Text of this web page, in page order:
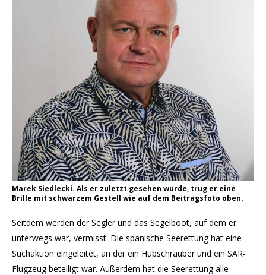
Marek Siedlecki. Als er zuletzt gesehen wurde, trug er eine
Brille mit schwarzem Gestell wie auf dem Beitragsfoto oben.
Seitdem werden der Segler und das Segelboot, auf dem er
unterwegs war, vermisst. Die spanische Seerettung hat eine
Suchaktion eingeleitet, an der ein Hubschrauber und ein SAR-
Flugzeug beteiligt war. Außerdem hat die Seerettung alle